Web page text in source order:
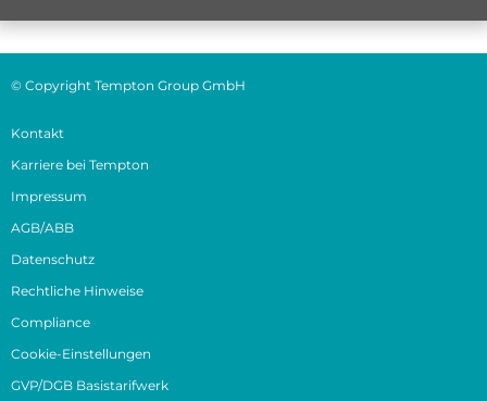
© Copyright Tempton Group GmbH
Kontakt
Karriere bei Tempton
Impressum
AGB/ABB
Datenschutz
Rechtliche Hinweise
Compliance
Cookie-Einstellungen
GVP/DGB Basistarifwerk